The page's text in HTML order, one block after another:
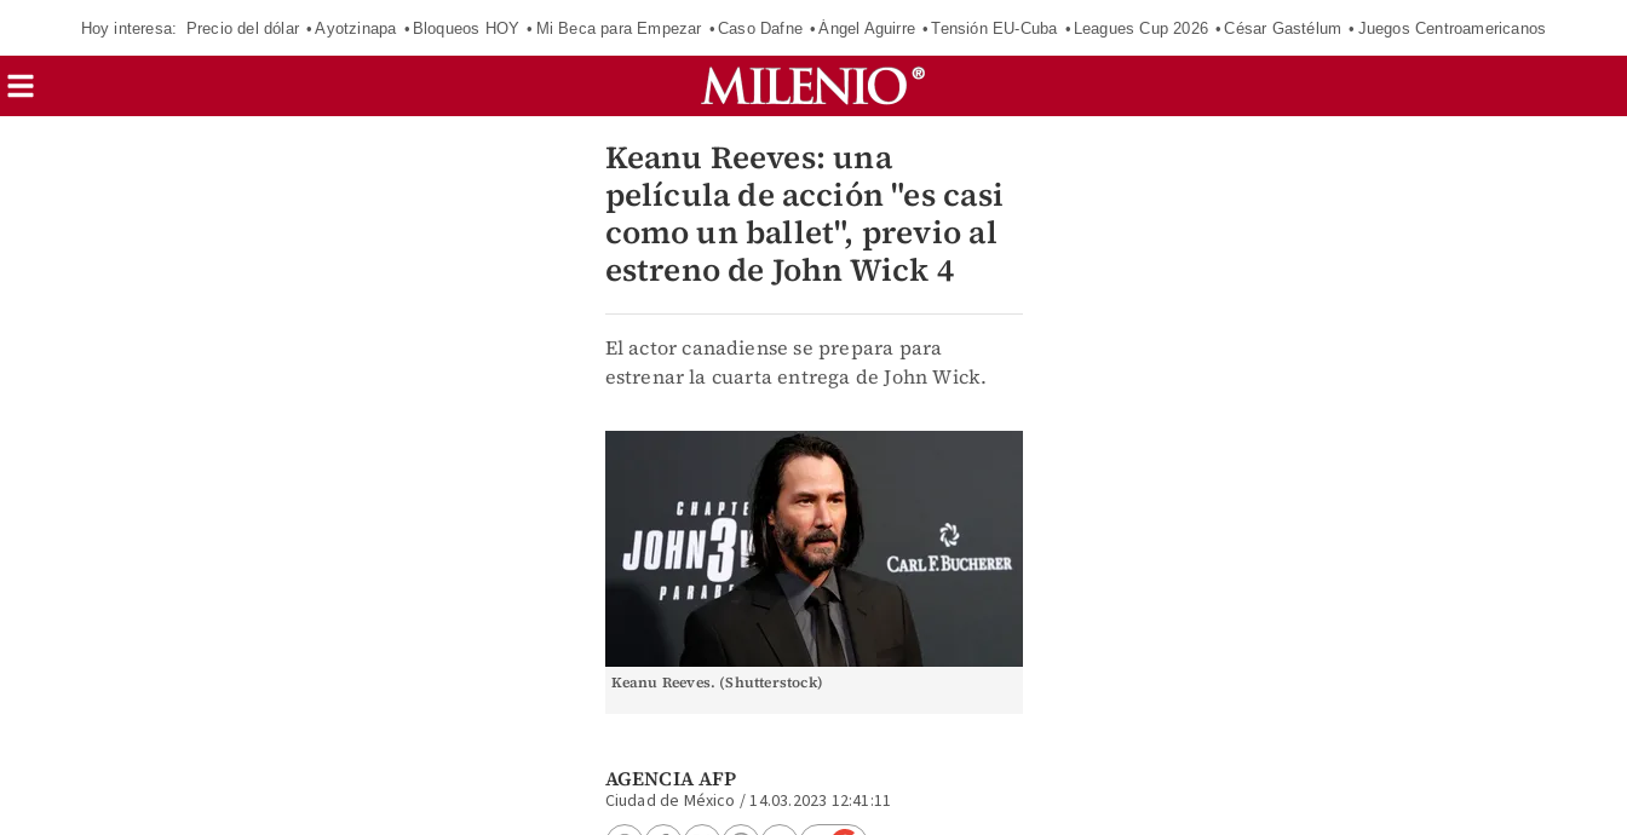
Hoy interesa: Precio del dólar Ayotzinapa Bloqueos HOY Mi Beca para Empezar Caso Dafne Ángel Aguirre Tensión EU-Cuba Leagues Cup 2026 César Gastélum Juegos Centroamericanos
Keanu Reeves: una
película de acción "es casi
como un ballet", previo al
estreno de John Wick 4
El actor canadiense se prepara para
estrenar la cuarta entrega de John Wick.
Keanu Reeves. (Shutterstock)
AGENCIA AFP
Ciudad de México /14.03.2023 12:41:11